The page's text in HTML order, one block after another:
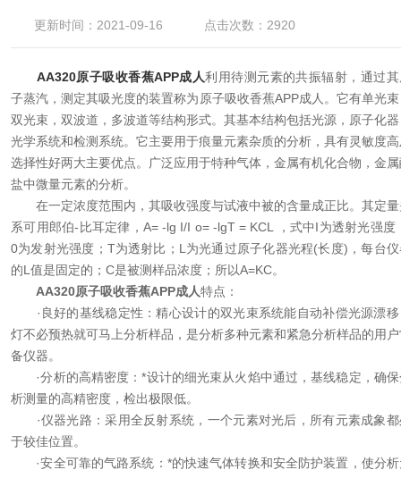
更新时间：2021-09-16 点击次数：2920
AA320原子吸收香蕉APP成人利用待测元素的共振辐射，通过
子蒸汽，测定其吸光度的装置称为原子吸收香蕉APP成人。它有单光
双光束，双波道，多波道等结构形式。其基本结构包括光源，原子化
光学系统和检测系统。它主要用于痕量元素杂质的分析，具有灵敏度
选择性好两大主要优点。广泛应用于特种气体，金属有机化合物，金
盐中微量元素的分析。
在一定浓度范围内，其吸收强度与试液中被的含量成正比。其定量
系可用郎伯-比耳定律，A= -lg I/I o= -lgT = KCL ，式中I为透射光强度
0为发射光强度；T为透射比；L为光通过原子化器光程(长度)，每台
的L值是固定的；C是被测样品浓度；所以A=KC。
AA320原子吸收香蕉APP成人特点：
·良好的基线稳定性：精心设计的双光束系统能自动补偿光源漂移
灯不必预热就可马上分析样品，是分析多种元素和紧急分析样品的用
备仪器。
·分析的高精密度：*设计的细光束从火焰中通过，基线稳定，确保
析测量的高精密度，检出极限低。
·仪器光路：采用全反射系统，一个元素对光后，所有元素成象都
于较佳位置。
·安全可靠的气路系统：*的快速气体转换和安全防护装置，使分析